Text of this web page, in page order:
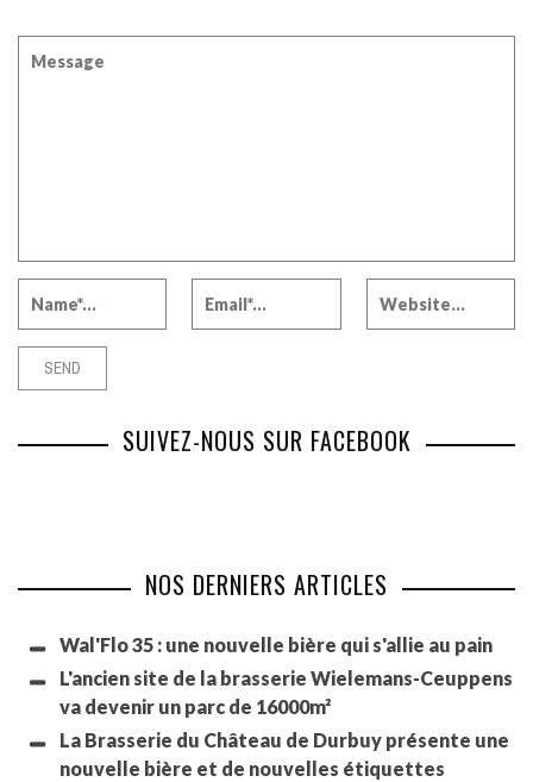
SUIVEZ-NOUS SUR FACEBOOK
NOS DERNIERS ARTICLES
Wal'Flo 35 : une nouvelle bière qui s'allie au pain
L'ancien site de la brasserie Wielemans-Ceuppens
va devenir un parc de 16000m²
La Brasserie du Château de Durbuy présente une
nouvelle bière et de nouvelles étiquettes